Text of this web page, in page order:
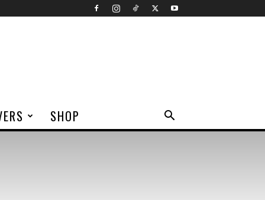
SHOP